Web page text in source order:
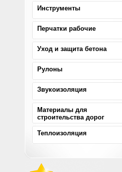
Инструменты
Перчатки рабочие
Уход и защита бетона
Рулоны
Звукоизоляция
Материалы для
строительства дорог
Теплоизоляция